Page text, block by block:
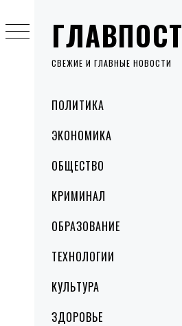
ГЛАВПОСТ
СВЕЖИЕ И ГЛАВНЫЕ НОВОСТИ
MenuПОЛИТИКА
ЭКОНОМИКА
ОБЩЕСТВО
КРИМИНАЛ
ОБРАЗОВАНИЕ
ТЕХНОЛОГИИ
КУЛЬТУРА
ЗДОРОВЬЕ
to
content